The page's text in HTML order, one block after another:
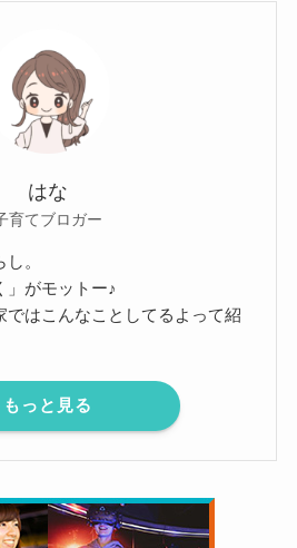
はな
育てブロガー
。
」がモットー♪
ではこんなことしてるよって紹
もっと見る